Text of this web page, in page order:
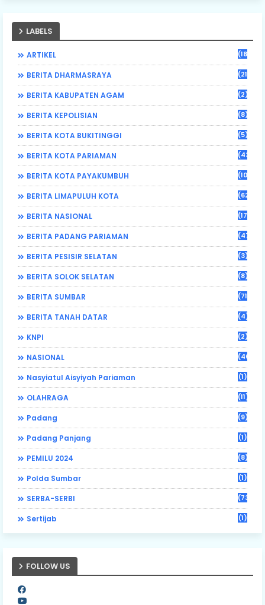
LABELS
ARTIKEL (184)
BERITA DHARMASRAYA (21)
BERITA KABUPATEN AGAM (2)
BERITA KEPOLISIAN (8)
BERITA KOTA BUKITINGGI (5)
BERITA KOTA PARIAMAN (43)
BERITA KOTA PAYAKUMBUH (108)
BERITA LIMAPULUH KOTA (62)
BERITA NASIONAL (17)
BERITA PADANG PARIAMAN (470)
BERITA PESISIR SELATAN (3)
BERITA SOLOK SELATAN (8)
BERITA SUMBAR (71)
BERITA TANAH DATAR (4)
KNPI (2)
NASIONAL (46)
Nasyiatul Aisyiyah Pariaman (1)
OLAHRAGA (11)
Padang (9)
Padang Panjang (1)
PEMILU 2024 (8)
Polda Sumbar (1)
SERBA-SERBI (73)
Sertijab (1)
FOLLOW US